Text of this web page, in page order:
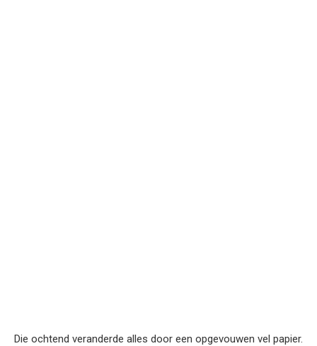
Die ochtend veranderde alles door een opgevouwen vel papier.